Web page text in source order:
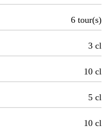
6 tour(s)
3 cl
10 cl
5 cl
10 cl